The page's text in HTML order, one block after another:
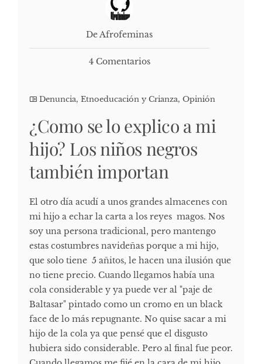
De Afrofeminas
4 Comentarios
Denuncia, Etnoeducación y Crianza, Opinión
¿Como se lo explico a mi
hijo? Los niños negros
también importan
El otro día acudí a unos grandes almacenes con
mi hijo a echar la carta a los reyes magos. Nos
soy una persona tradicional, pero mantengo
estas costumbres navideñas porque a mi hijo,
que solo tiene 5 añitos, le hacen una ilusión que
no tiene precio. Cuando llegamos había una
cola considerable y ya puede ver al "paje de
Baltasar" pintado como un cromo en un black
face de lo más repugnante. No quise sacar a mi
hijo de la cola ya que pensé que el disgusto
hubiera sido considerable. Pero al final fue peor.